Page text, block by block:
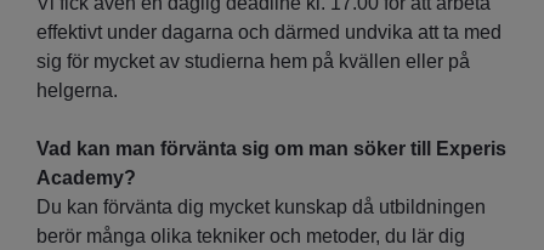
effektivt under dagarna och därmed undvika att ta med
sig för mycket av studierna hem på kvällen eller på
helgerna.
Vad kan man förvänta sig om man söker till Experis
Academy?
Du kan förvänta dig mycket kunskap då utbildningen
berör många olika tekniker och metoder, du lär dig